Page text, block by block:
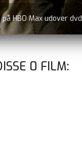
på HBO Max udover dvd
0 FILM: